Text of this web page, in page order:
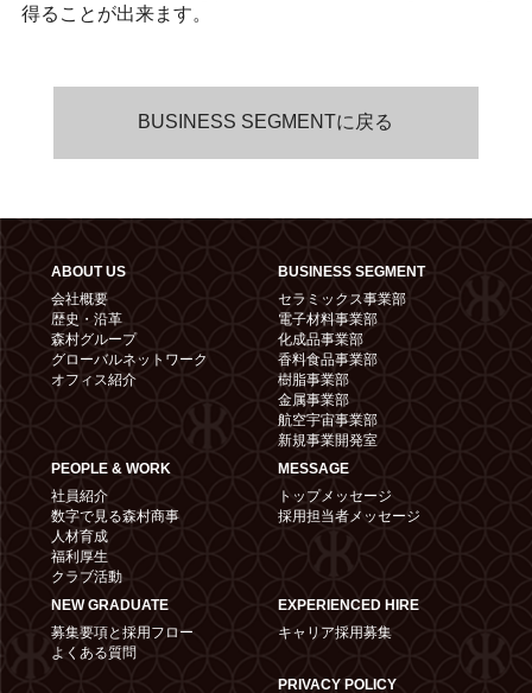
得ることが出来ます。
BUSINESS SEGMENTに戻る
ABOUT US
会社概要
歴史・沿革
森村グループ
グローバルネットワーク
オフィス紹介
BUSINESS SEGMENT
セラミックス事業部
電子材料事業部
化成品事業部
香料食品事業部
樹脂事業部
金属事業部
航空宇宙事業部
新規事業開発室
PEOPLE & WORK
社員紹介
数字で見る森村商事
人材育成
福利厚生
クラブ活動
MESSAGE
トップメッセージ
採用担当者メッセージ
NEW GRADUATE
募集要項と採用フロー
よくある質問
EXPERIENCED HIRE
キャリア採用募集
PRIVACY POLICY